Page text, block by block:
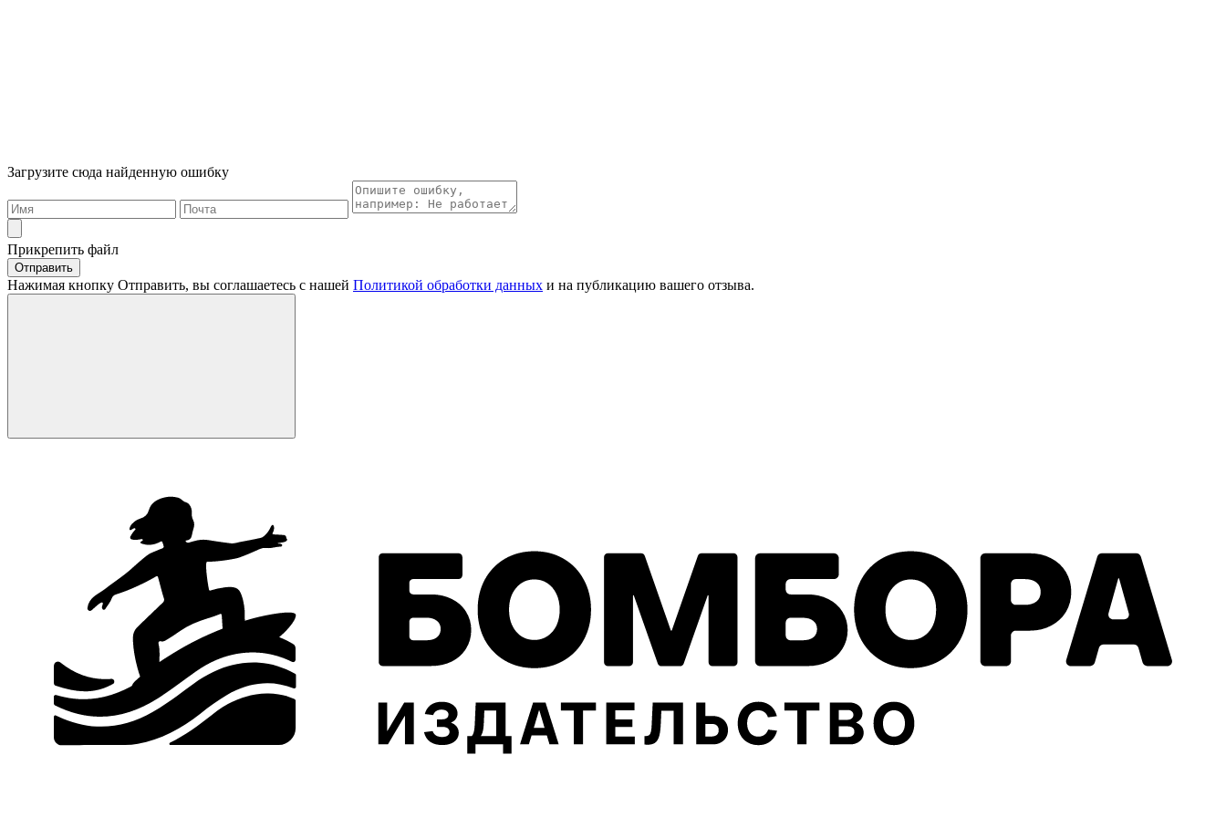
Загрузите сюда найденную ошибку
Прикрепить файл
Отправить
Нажимая кнопку Отправить, вы соглашаетесь с нашей Политикой обработки данных и на публикацию вашего отзыва.